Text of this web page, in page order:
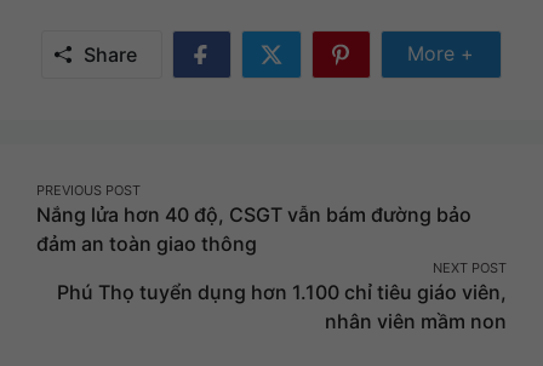
Share
Share
Share
Share
More +
Post
navigation
PREVIOUS POST
Nắng lửa hơn 40 độ, CSGT vẫn bám đường bảo
đảm an toàn giao thông
NEXT POST
Phú Thọ tuyển dụng hơn 1.100 chỉ tiêu giáo viên,
nhân viên mầm non